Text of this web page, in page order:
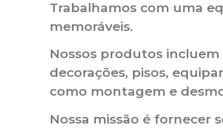
Trabalhamos com uma
memoráveis.
Nossos produtos
decorações, pisos,
como montagem e
Nossa missão é fornecer